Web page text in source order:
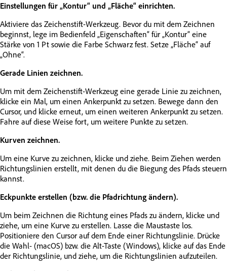
Einstellungen für „Kontur“ und „Fläche“ einrichten.
Aktiviere das Zeichenstift-Werkzeug. Bevor du mit dem Zeichnen
beginnst, lege im Bedienfeld „Eigenschaften“ für „Kontur“ eine
Stärke von 1 Pt sowie die Farbe Schwarz fest. Setze „Fläche“ auf
„Ohne“.
Gerade Linien zeichnen.
Um mit dem Zeichenstift-Werkzeug eine gerade Linie zu zeichnen,
klicke ein Mal, um einen Ankerpunkt zu setzen. Bewege dann den
Cursor, und klicke erneut, um einen weiteren Ankerpunkt zu setzen.
Fahre auf diese Weise fort, um weitere Punkte zu setzen.
Kurven zeichnen.
Um eine Kurve zu zeichnen, klicke und ziehe. Beim Ziehen werden
Richtungslinien erstellt, mit denen du die Biegung des Pfads steuern
kannst.
Eckpunkte erstellen (bzw. die Pfadrichtung ändern).
Um beim Zeichnen die Richtung eines Pfads zu ändern, klicke und
ziehe, um eine Kurve zu erstellen. Lasse die Maustaste los.
Positioniere den Cursor auf dem Ende einer Richtungslinie. Drücke
die Wahl- (macOS) bzw. die Alt-Taste (Windows), klicke auf das Ende
der Richtungslinie, und ziehe, um die Richtungslinien aufzuteilen.